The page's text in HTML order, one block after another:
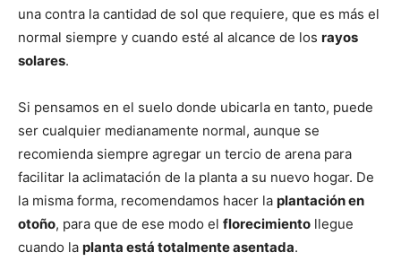
una contra la cantidad de sol que requiere, que es más el
normal siempre y cuando esté al alcance de los rayos
solares.
Si pensamos en el suelo donde ubicarla en tanto, puede
ser cualquier medianamente normal, aunque se
recomienda siempre agregar un tercio de arena para
facilitar la aclimatación de la planta a su nuevo hogar. De
la misma forma, recomendamos hacer la plantación en
otoño, para que de ese modo el florecimiento llegue
cuando la planta está totalmente asentada.